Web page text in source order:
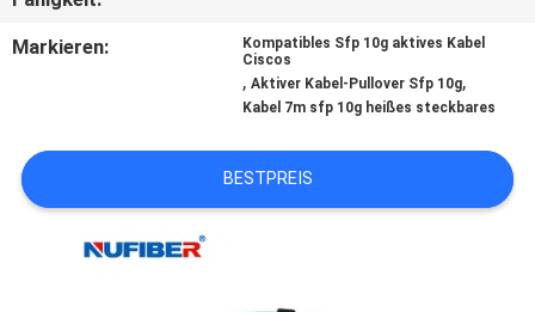
VERBINDUNG
FORDERN
Markieren:
Kompatibles Sfp 10g aktives Kabel
Ciscos
,Aktiver Kabel-Pullover Sfp 10g,
Kabel 7m sfp 10g heißes steckbares
BESTPREIS